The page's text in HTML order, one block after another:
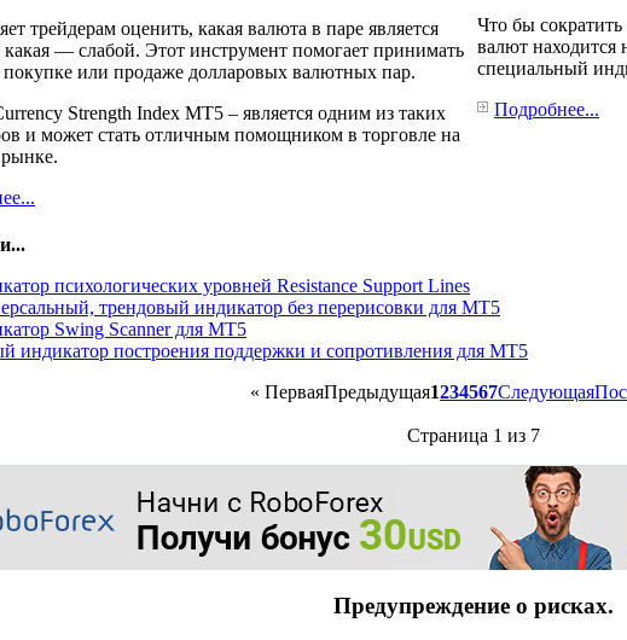
трейдерам оценить, какая валюта в паре является
какая — слабой. Этот инструмент помогает принимать
или продаже долларовых валютных пар.
Strength Index MT5 – является одним из таких
и может стать отличным помощником в торговле на
Что бы сократить
валют находится
специальный
Подробнее...
психологических уровней Resistance Support Lines
трендовый индикатор без перерисовки для МТ5
Swing Scanner для МТ5
индикатор построения поддержки и сопротивления для МТ5
« ПерваяПредыдущая1234567Следующая
Страница 1 из 7
Предупреждение о рисках.